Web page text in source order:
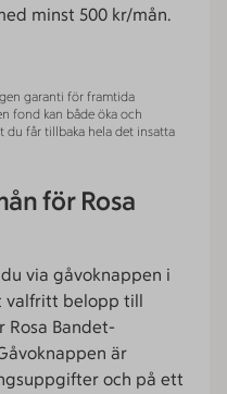
minst 500 kr/mån.
garanti för framtida
fond kan både öka och
du får tillbaka hela det insatta
för Rosa
via gåvoknappen i
valfritt belopp till
Rosa Bandet-
är
och på ett